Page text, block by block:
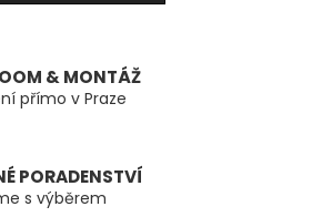
& MONTÁŽ
přímo v Praze
PORADENSTVÍ
s výběrem